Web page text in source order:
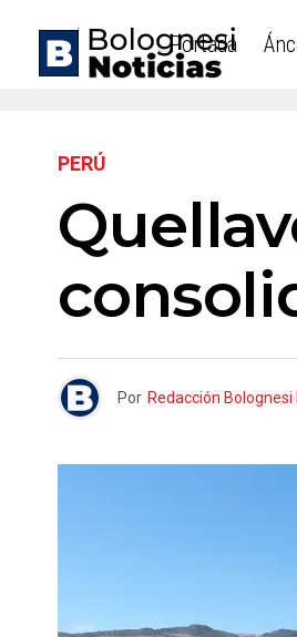
Portada
PERÚ
Por Redacción Bolognesi